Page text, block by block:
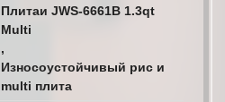
Плитаи JWS-6661B 1.3qt
Multi
,
Износоустойчивый рис и
multi плита